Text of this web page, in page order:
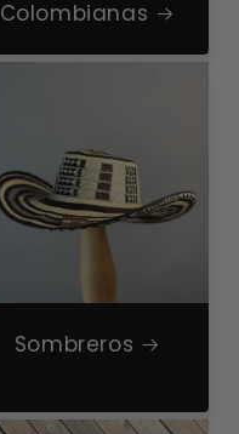
Colombianas
Sombreros